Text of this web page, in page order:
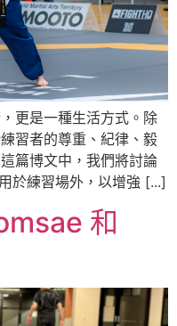
更是一種生活方式。除
習者的尊重、紀律、毅
篇博文中，我們將討論
於練習場外，以增強 [...]
和